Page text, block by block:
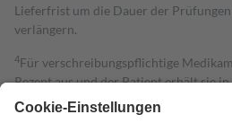
Lieferfrist um die Dauer der
verlängern.
4Für verschreibungspflichtige
Rezept aus und der Patient erhält sie
gesetzliche Krankenversicherung
Kosten dafür, der Versicherte trägt